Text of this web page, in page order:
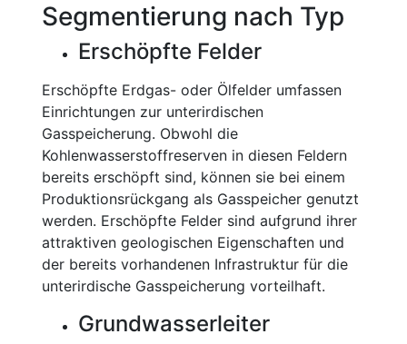
Segmentierung nach Typ
Erschöpfte Felder
Erschöpfte Erdgas- oder Ölfelder umfassen
Einrichtungen zur unterirdischen
Gasspeicherung. Obwohl die
Kohlenwasserstoffreserven in diesen Feldern
bereits erschöpft sind, können sie bei einem
Produktionsrückgang als Gasspeicher genutzt
werden. Erschöpfte Felder sind aufgrund ihrer
attraktiven geologischen Eigenschaften und
der bereits vorhandenen Infrastruktur für die
unterirdische Gasspeicherung vorteilhaft.
Grundwasserleiter